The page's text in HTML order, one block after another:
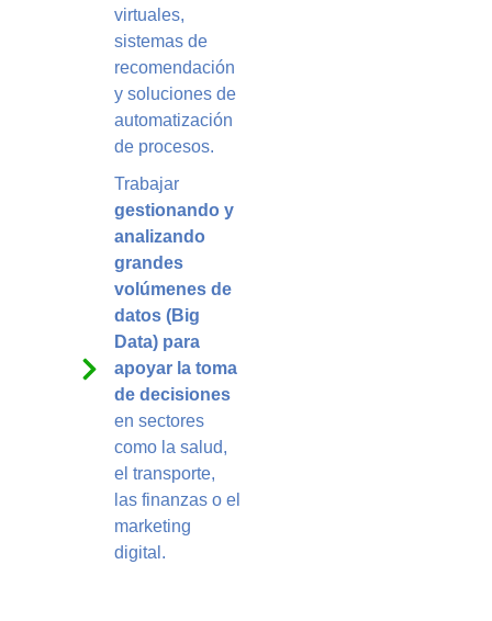
virtuales,
sistemas de
recomendación
y soluciones de
automatización
de procesos.
Trabajar
gestionando y
analizando
grandes
volúmenes de
datos (Big
Data) para
apoyar la toma
de decisiones
en sectores
como la salud,
el transporte,
las finanzas o el
marketing
digital.